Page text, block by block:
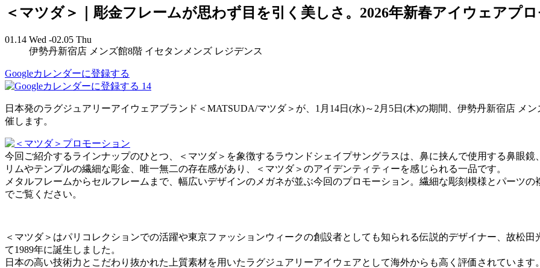
＜マツダ＞｜彫金フレームが思わず目を引く美しさ。2026年新春アイウェアプ
01.14 Wed -02.05 Thu
伊勢丹新宿店 メンズ館8階 イセタンメンズ レジデンス
Googleカレンダーに登録する
14
日本発のラグジュアリーアイウェアブランド＜MATSUDA/マツダ＞が、1月14日(水)～2月5日(木)の期間、伊勢丹新宿店 メ
催します。
今回ご紹介するラインナップのひとつ、＜マツダ＞を象徴するラウンドシェイプサングラスは、鼻に挟んで使用する鼻眼
リムやテンプルの繊細な彫金、唯一無二の存在感があり、＜マツダ＞のアイデンティティーを感じられる一品です。
メタルフレームからセルフレームまで、幅広いデザインのメガネが並ぶ今回のプロモーション。繊細な彫刻模様とパーツ
でご覧ください。
＜マツダ＞はパリコレクションでの活躍や東京ファッションウィークの創設者としても知られる伝説的デザイナー、故松
て1989年に誕生しました。
日本の高い技術力とこだわり抜かれた上質素材を用いたラグジュアリーアイウェアとして海外からも高く評価されていま